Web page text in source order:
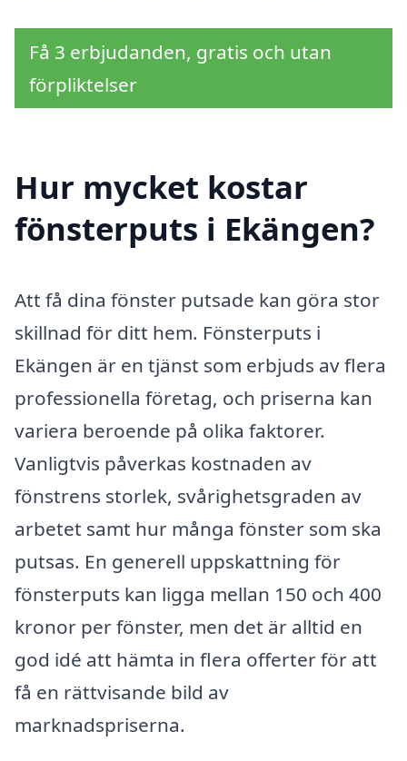
Få 3 erbjudanden, gratis och utan
förpliktelser
Hur mycket kostar
fönsterputs i Ekängen?
Att få dina fönster putsade kan göra stor
skillnad för ditt hem. Fönsterputs i
Ekängen är en tjänst som erbjuds av flera
professionella företag, och priserna kan
variera beroende på olika faktorer.
Vanligtvis påverkas kostnaden av
fönstrens storlek, svårighetsgraden av
arbetet samt hur många fönster som ska
putsas. En generell uppskattning för
fönsterputs kan ligga mellan 150 och 400
kronor per fönster, men det är alltid en
god idé att hämta in flera offerter för att
få en rättvisande bild av
marknadspriserna.